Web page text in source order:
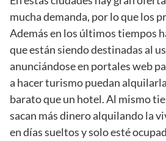
mucha demanda, por lo que los
Además en los últimos tiempos
que están siendo destinadas al
anunciándose en portales web
a hacer turismo puedan
barato que un hotel. Al mismo
sacan más dinero alquilando la
en días sueltos y solo esté